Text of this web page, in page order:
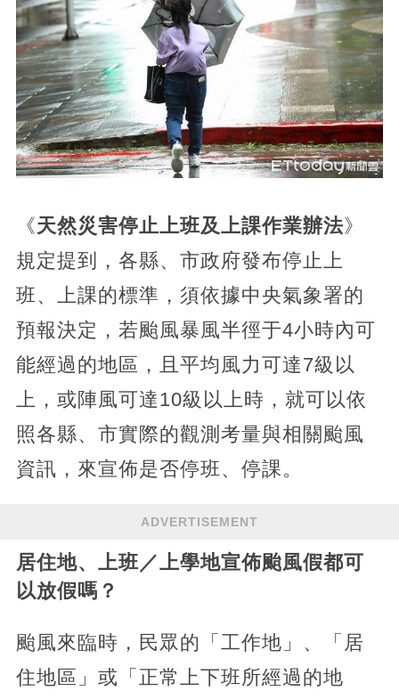
《天然災害停止上班及上課作業辦法》
規定提到，各縣、市政府發布停止上
班、上課的標準，須依據中央氣象署的
預報決定，若颱風暴風半徑于4小時內可
能經過的地區，且平均風力可達7級以
上，或陣風可達10級以上時，就可以依
照各縣、市實際的觀測考量與相關颱風
資訊，來宣佈是否停班、停課。
ADVERTISEMENT
居住地、上班／上學地宣佈颱風假都可
以放假嗎？
颱風來臨時，民眾的「工作地」、「居
住地區」或「正常上下班所經過的地